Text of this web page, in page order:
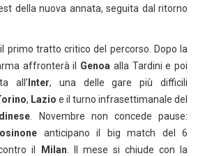
della nuova annata, seguita dal ritorno
primo tratto critico del percorso. Dopo la
affronterà il Genoa alla Tardini e poi
all’ Inter, una delle gare più difficili
, Lazio e il turno infrasettimanale del
. Novembre non concede pause:
anticipano il big match del 6
il
Milan. Il mese si chiude con la